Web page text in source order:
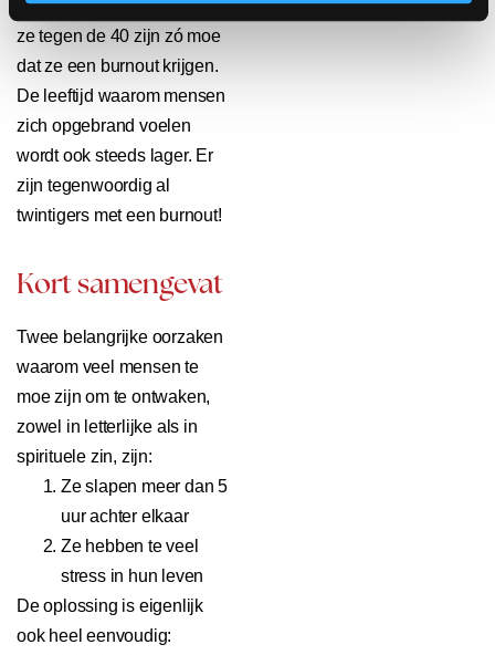
Sommige mensen zijn als
ze tegen de 40 zijn zó moe
dat ze een burnout krijgen.
De leeftijd waarom mensen
zich opgebrand voelen
wordt ook steeds lager. Er
zijn tegenwoordig al
twintigers met een burnout!
Kort samengevat
Twee belangrijke oorzaken
waarom veel mensen te
moe zijn om te ontwaken,
zowel in letterlijke als in
spirituele zin, zijn:
Ze slapen meer dan 5
uur achter elkaar
Ze hebben te veel
stress in hun leven
De oplossing is eigenlijk
ook heel eenvoudig: